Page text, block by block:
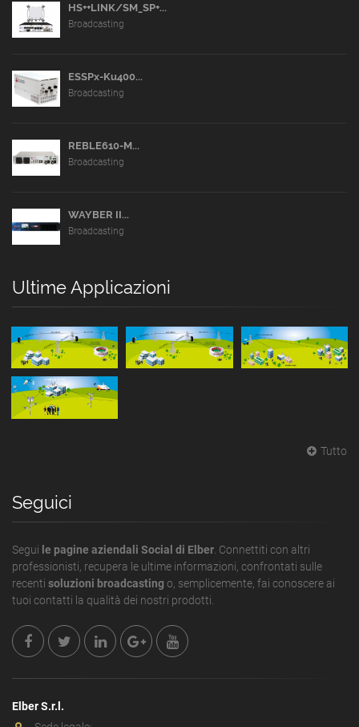
HS++LINK/SM_SP+...
Broadcasting
ESSPx-Ku400...
Broadcasting
REBLE610-M...
Broadcasting
WAYBER II...
Broadcasting
Ultime Applicazioni
Tutto
Seguici
Segui le pagine aziendali Social di Elber . Connettiti con altri
professionisti, recupera le ultime informazioni, confrontati sulle
recenti soluzioni broadcasting o, semplicemente, fai conoscere ai
tuoi contatti la qualità dei nostri prodotti.
Elber S.r.l.